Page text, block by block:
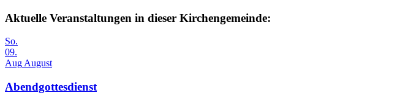
Aktuelle Veranstaltungen in dieser Kirchengemeinde:
So.
09.
Aug August
Abendgottesdienst